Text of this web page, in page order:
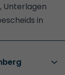
Unterlagen
in